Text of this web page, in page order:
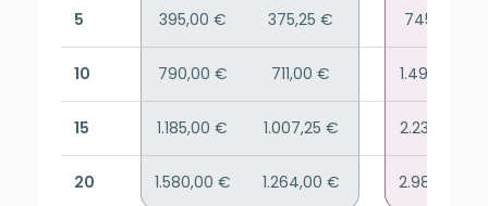
5 395,00 € 375,25 € 745,00 €
10 790,00 € 711,00 € 1.490,00 €
15 1.185,00 € 1.007,25 € 2.235,00 €
20 1.580,00 € 1.264,00 € 2.980,00 €